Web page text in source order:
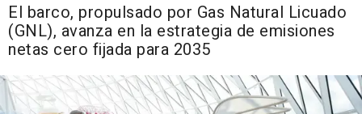
El barco, propulsado por Gas Natural Licuado
(GNL), avanza en la estrategia de emisiones
netas cero fijada para 2035